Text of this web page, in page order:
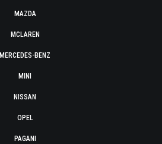
MAZDA
MCLAREN
MERCEDES-BENZ
MINI
NISSAN
OPEL
PAGANI